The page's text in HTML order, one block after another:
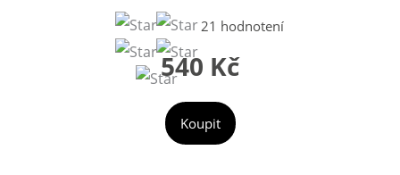
21 hodnotení
540 Kč
Koupit